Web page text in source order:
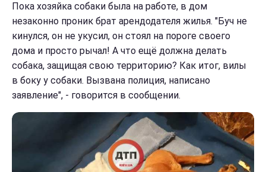
Пока хозяйка собаки была на работе, в дом
незаконно проник брат арендодателя жилья. "Буч не
кинулся, он не укусил, он стоял на пороге своего
дома и просто рычал! А что ещё должна делать
собака, защищая свою территорию? Как итог, вилы
в боку у собаки. Вызвана полиция, написано
заявление", - говорится в сообщении.